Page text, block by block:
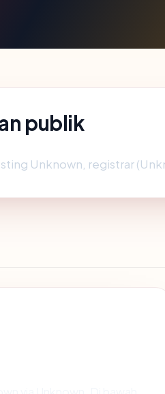
publik
Unknown, registrar